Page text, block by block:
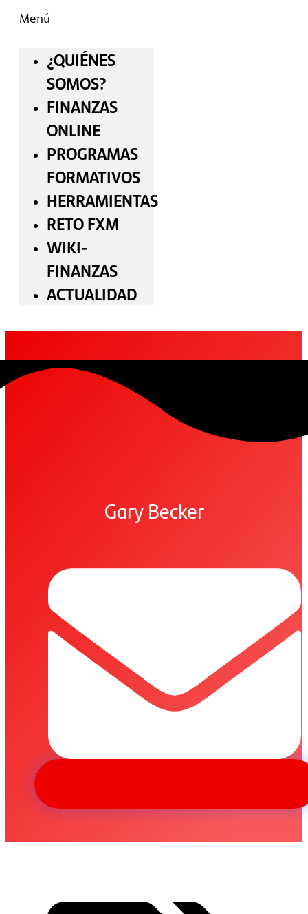
Menú
¿QUIÉNES
SOMOS?
FINANZAS
ONLINE
PROGRAMAS
FORMATIVOS
HERRAMIENTAS
RETO FXM
WIKI-
FINANZAS
ACTUALIDAD
Gary Becker